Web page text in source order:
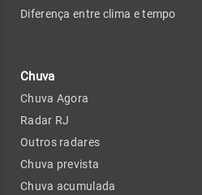
Diferença entre clima e tempo
Chuva
Chuva Agora
Radar RJ
Outros radares
Chuva prevista
Chuva acumulada